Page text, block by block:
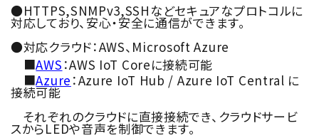
●HTTPS,SNMPv3,SSHなどセキュアなプロトコルに
対応しており、安心・安全に通信ができます。
●対応クラウド：AWS、Microsoft Azure
■AWS ：AWS IoT Coreに接続可能
■Azure ：Azure IoT Hub / Azure IoT Central に
接続可能
それぞれのクラウドに直接接続でき、クラウドサービ
スからLEDや音声を制御できます。